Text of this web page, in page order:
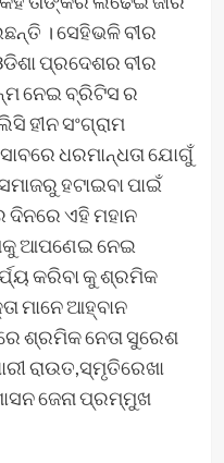
। ସେହିଭଳି ବୀର
ପ୍ରଦେଶର ବୀର
ନେଇ ବ୍ରିଟିସ ର
ହୀନ ସଂଗ୍ରାମ
ଧରମାନ୍ଧତା ଯୋଗୁଁ
ହଟାଇବା ପାଇଁ
ଏହି ମହାନ
ଆପଣେଇ ନେଇ
କରିବା କୁ ଶ୍ରମିକ
ମାନେ ଆହ୍ବାନ
ଶ୍ରମିକ ନେତା ସୁରେଶ
ରାଉତ,ସ୍ମୃତିରେଖା
ଜେନା ପ୍ରମ୍ମୁଖ